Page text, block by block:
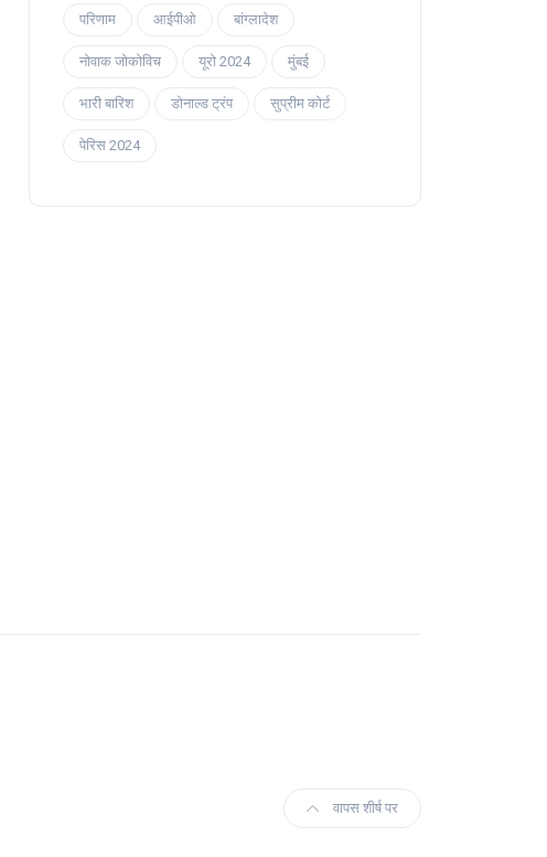
परिणाम आईपीओ बांग्लादेश
नोवाक जोकोविच यूरो 2024 मुंबई
भारी बारिश डोनाल्ड ट्रंप सुप्रीम कोर्ट
पेरिस 2024
वापस शीर्ष पर